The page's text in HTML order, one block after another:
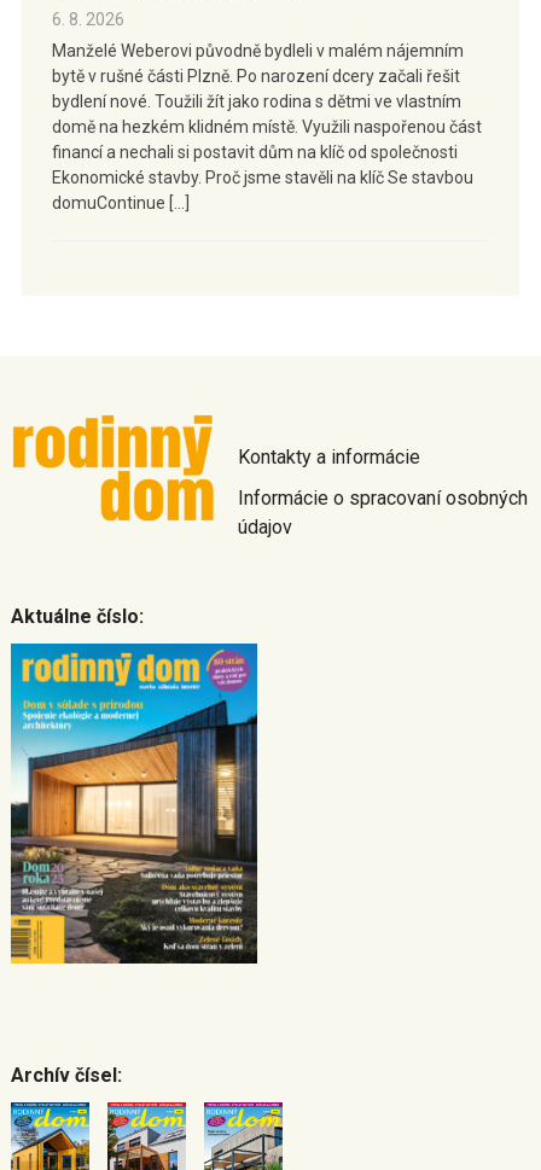
6. 8. 2026
Manželé Weberovi původně bydleli v malém nájemním
bytě v rušné části Plzně. Po narození dcery začali řešit
bydlení nové. Toužili žít jako rodina s dětmi ve vlastním
domě na hezkém klidném místě. Využili naspořenou část
financí a nechali si postavit dům na klíč od společnosti
Ekonomické stavby. Proč jsme stavěli na klíč Se stavbou
domuContinue […]
Kontakty a informácie
Informácie o spracovaní osobných
údajov
Aktuálne číslo:
Archív čísel: